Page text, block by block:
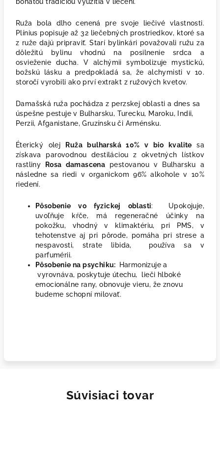
Ruža bola dlho cenená pre svoje liečivé vlastnosti.
Plínius popisuje až 32 liečebných prostriedkov, ktoré sa
z ruže dajú pripraviť. Starí bylinkári považovali ružu za
dôležitú bylinu vhodnú na posilnenie srdca a
osvieženie ducha. V alchýmii symbolizuje mystickú,
božskú lásku a predpokladá sa, že alchymisti v 10.
storočí vyrobili ako prví extrakt z ružových kvetov.
Damašská ruža pochádza z perzskej oblasti a dnes sa
úspešne pestuje v Bulharsku, Turecku, Maroku, Indii,
Perzii, Afganistane, Gruzínsku či Arménsku.
Éterický olej Ruža bulharská 10% v bio kvalitesa
získava parovodnou destiláciou z okvetných lístkov
rastliny
Rosa damascena pestovanou v Bulharsku a
následne sa riedi v organickom 96% alkohole v 10%
riedení.
Pôsobenie vo fyzickej oblasti: Upokojuje,
uvoľňuje kŕče, má regeneračné účinky na
pokožku, vhodný v klimaktériu, pri PMS, v
tehotenstve aj pri pôrode, pomáha pri strese a
nespavosti, strate libida, používa sa v
parfumérii.
Pôsobenie na psychiku:
Harmonizuje a
vyrovnáva, poskytuje útechu,
lieči hlboké
emocionálne rany, obnovuje vieru, že znovu
budeme schopní milovať.
Súvisiaci tovar